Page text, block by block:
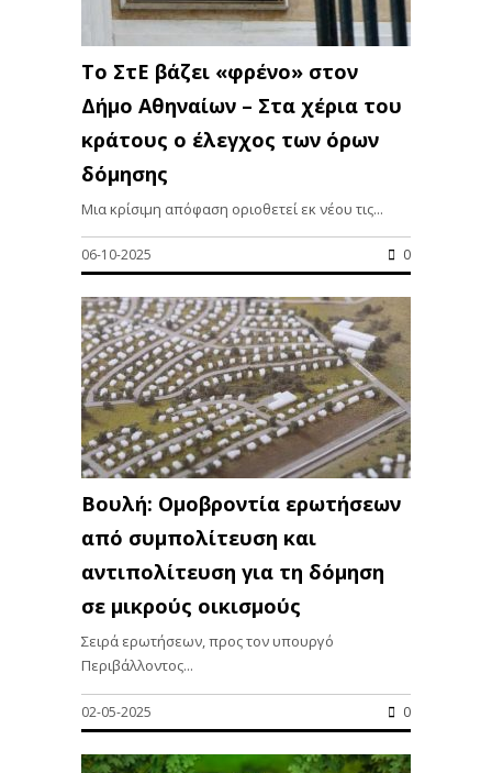
Το ΣτΕ βάζει «φρένο» στον
Δήμο Αθηναίων – Στα χέρια του
κράτους ο έλεγχος των όρων
δόμησης
Μια κρίσιμη απόφαση οριοθετεί εκ νέου τις...
06-10-2025 0
Βουλή: Ομοβροντία ερωτήσεων
από συμπολίτευση και
αντιπολίτευση για τη δόμηση
σε μικρούς οικισμούς
Σειρά ερωτήσεων, προς τον υπουργό
Περιβάλλοντος...
02-05-2025 0